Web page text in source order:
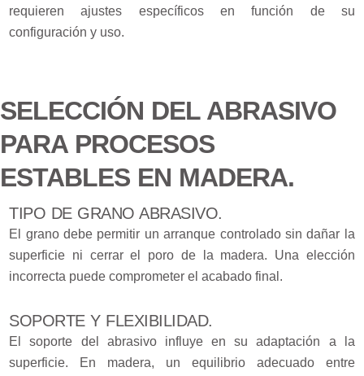
requieren ajustes específicos en función de su
configuración y uso.
SELECCIÓN DEL ABRASIVO
PARA PROCESOS
ESTABLES EN MADERA.
TIPO DE GRANO ABRASIVO.
El grano debe permitir un arranque controlado sin dañar la
superficie ni cerrar el poro de la madera. Una elección
incorrecta puede comprometer el acabado final.
SOPORTE Y FLEXIBILIDAD.
El soporte del abrasivo influye en su adaptación a la
superficie. En madera, un equilibrio adecuado entre